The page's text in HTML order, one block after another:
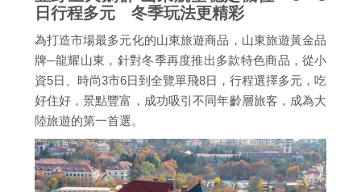
日行程多元 冬季玩法更精彩
為打造市場最多元化的山東旅遊商品，山東旅遊黃金品
牌─龍耀山東，針對冬季再度推出多款特色商品，從小
資5日、時尚3市6日到全覽單飛8日，行程選擇多元，吃
好住好，景點豐富，成功吸引不同年齡層旅客，成為大
陸旅遊的第一首選。